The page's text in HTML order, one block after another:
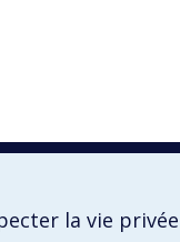
la vie privée